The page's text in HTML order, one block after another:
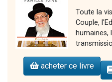
Toute la
Couple,
humaines,
acheter ce livre